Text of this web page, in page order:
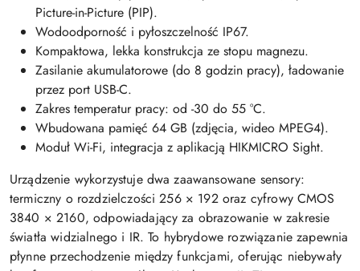
Picture-in-Picture (PIP).
Wodoodporność i pyłoszczelność IP67.
Kompaktowa, lekka konstrukcja ze stopu magnezu.
Zasilanie akumulatorowe (do 8 godzin pracy), ładowanie
przez port USB-C.
Zakres temperatur pracy: od -30 do 55 °C.
Wbudowana pamięć 64 GB (zdjęcia, wideo MPEG4).
Moduł Wi-Fi, integracja z aplikacją HIKMICRO Sight.
Urządzenie wykorzystuje dwa zaawansowane sensory:
termiczny o rozdzielczości 256 × 192 oraz cyfrowy CMOS
3840 × 2160, odpowiadający za obrazowanie w zakresie
światła widzialnego i IR. To hybrydowe rozwiązanie zapewnia
płynne przechodzenie między funkcjami, oferując niebywały